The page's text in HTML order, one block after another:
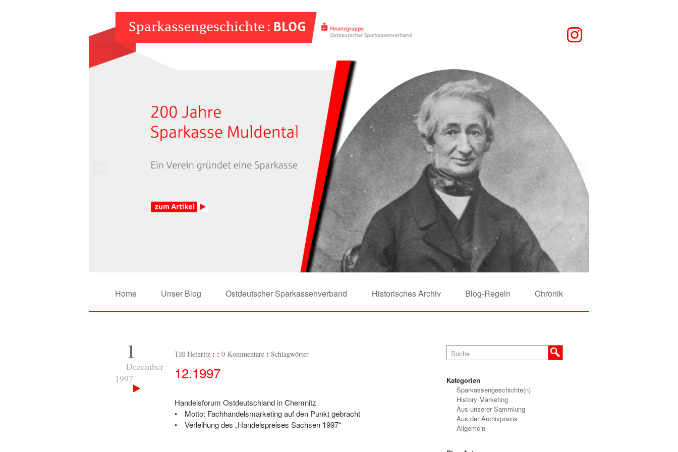
Home Unser Blog Ostdeutscher Sparkassenverband Historisches Archiv Blog-Regeln Chronik
1
Dezember
1997
Till Heinritz 0 Kommentare Schlagwörter
12.1997
Handelsforum Ostdeutschland in Chemnitz
Motto: Fachhandelsmarketing auf den Punkt gebracht
Verleihung des „Handelspreises Sachsen 1997“
Kategorien
Sparkassengeschichte(n)
History Marketing
Aus unserer Sammlung
Aus der Archivpraxis
Allgemein